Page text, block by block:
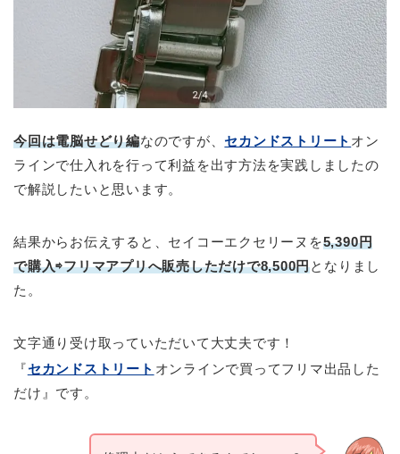
今回は電脳せどり編なのですが、 セカンドストリート オン
ラインで仕入れを行って利益を出す方法を実践しましたの
で解説したいと思います。
結果からお伝えすると、セイコーエクセリーヌを5,390円
で購入⇨フリマアプリへ販売しただけで8,500円となりまし
た。
文字通り受け取っていただいて大丈夫です！
『セカンドストリート オンラインで買ってフリマ出品した
だけ』です。